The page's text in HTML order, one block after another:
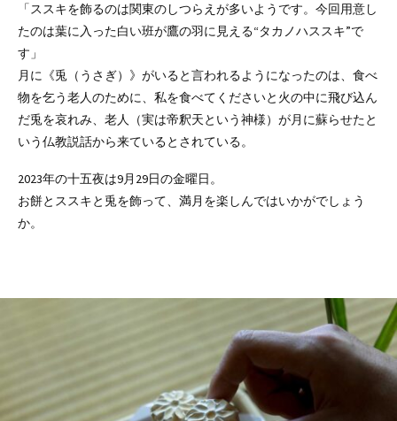
「ススキを飾るのは関東のしつらえが多いようです。今回用意し
たのは葉に入った白い班が鷹の羽に見える“タカノハススキ”で
す」
月に《兎（うさぎ）》がいると言われるようになったのは、食べ
物を乞う老人のために、私を食べてくださいと火の中に飛び込ん
だ兎を哀れみ、老人（実は帝釈天という神様）が月に蘇らせたと
いう仏教説話から来ているとされている。
2023年の十五夜は9月29日の金曜日。
お餅とススキと兎を飾って、満月を楽しんではいかがでしょう
か。